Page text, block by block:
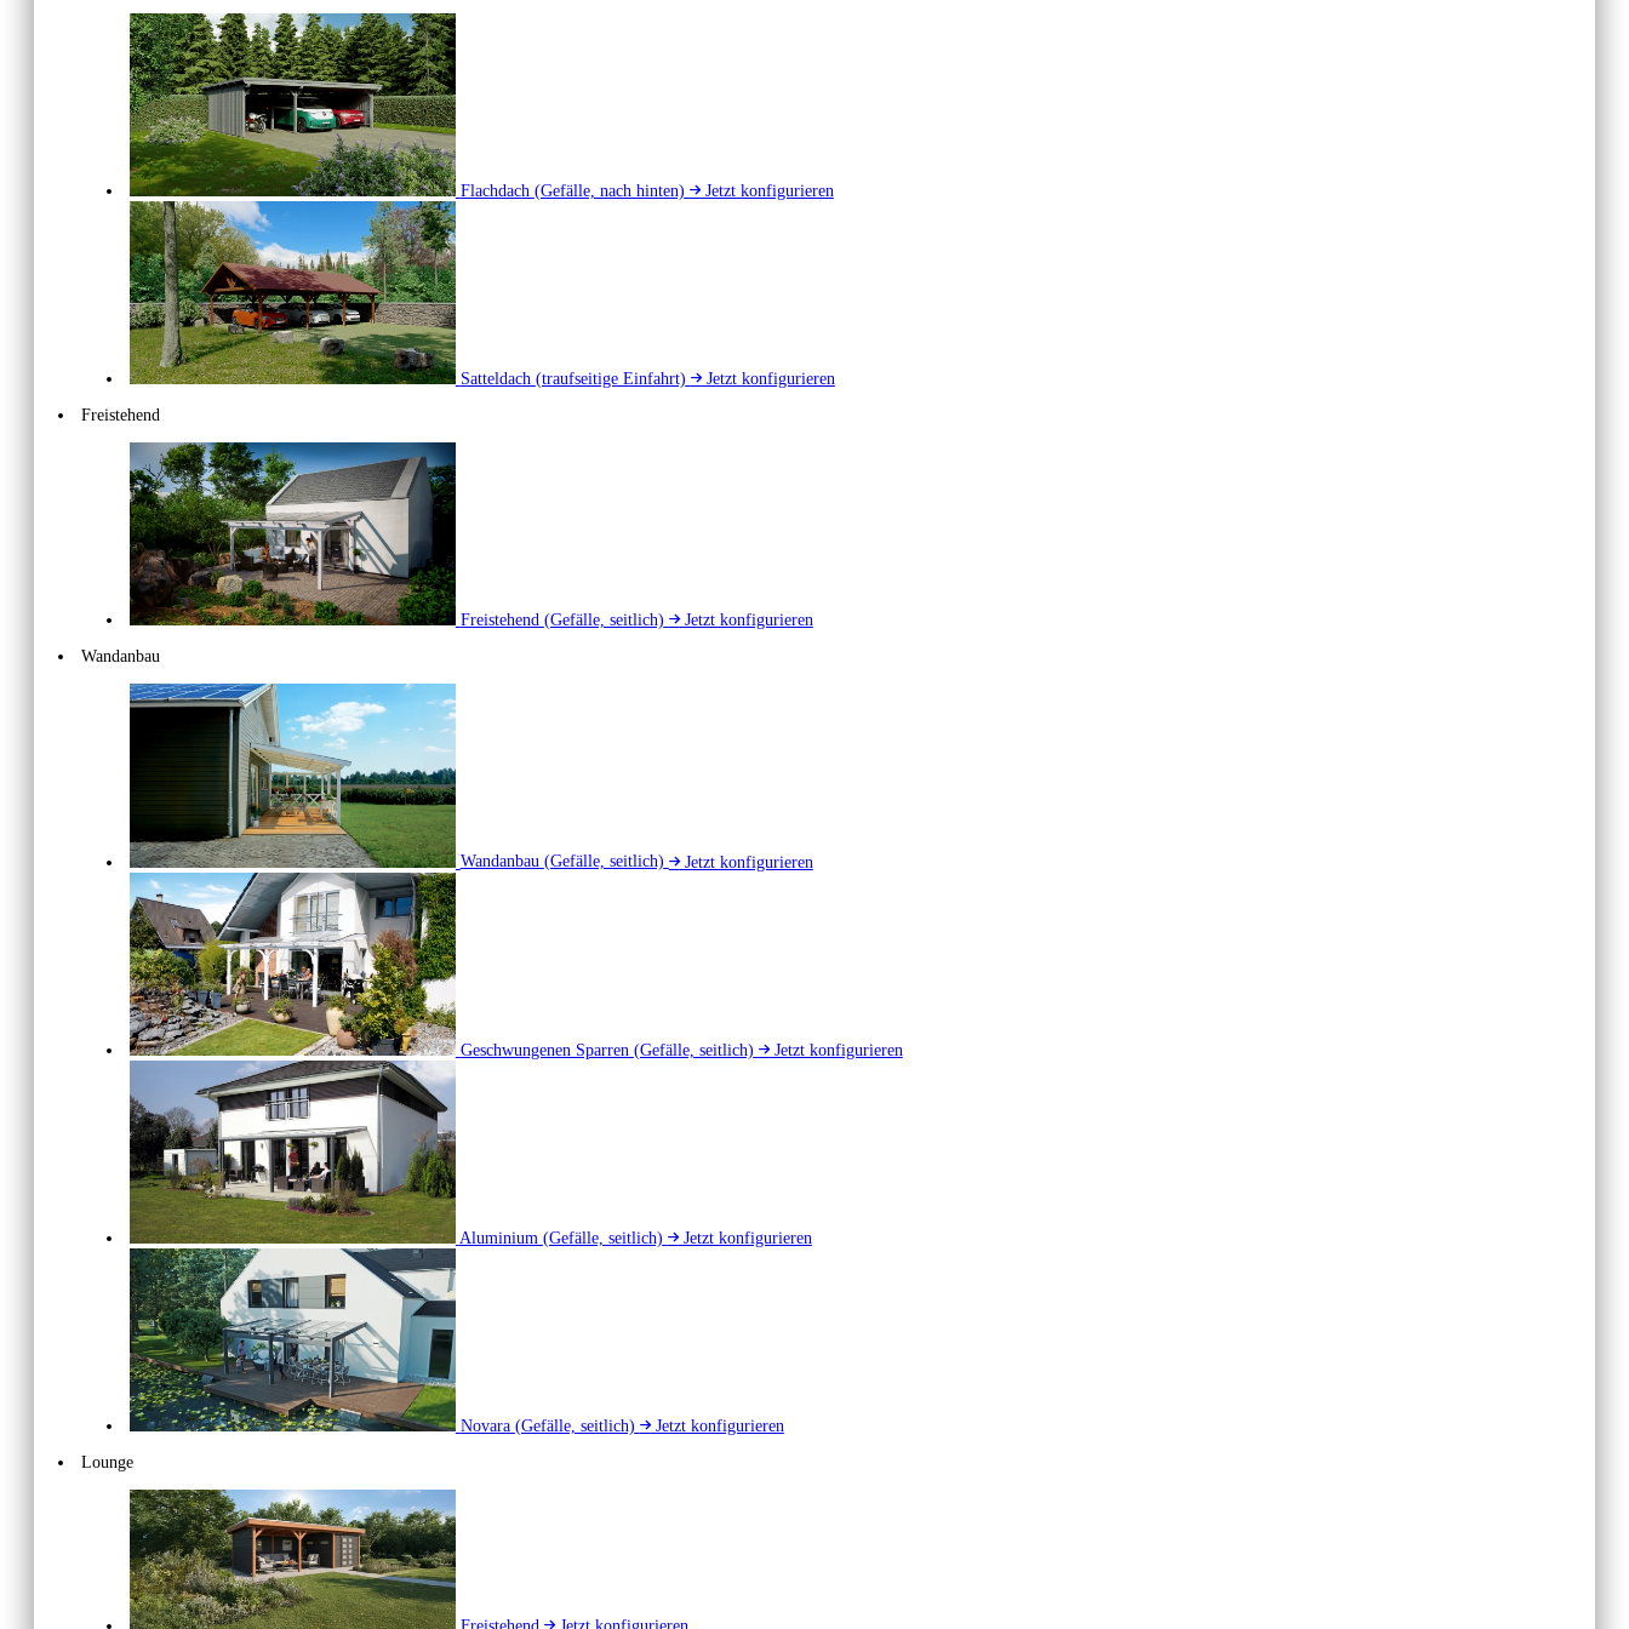
Flachdach (Gefälle, nach hinten) Jetzt konfigurieren
Satteldach (traufseitige Einfahrt)
Jetzt konfigurieren
Freistehend
Freistehend (Gefälle, seitlich)
Jetzt konfigurieren
Wandanbau
Wandanbau (Gefälle, seitlich) Jetzt konfigurieren
Geschwungenen Sparren (Gefälle, seitlich) Jetzt konfigurieren
Aluminium (Gefälle, seitlich) Jetzt konfigurieren
Novara (Gefälle, seitlich)
Jetzt konfigurieren
Lounge